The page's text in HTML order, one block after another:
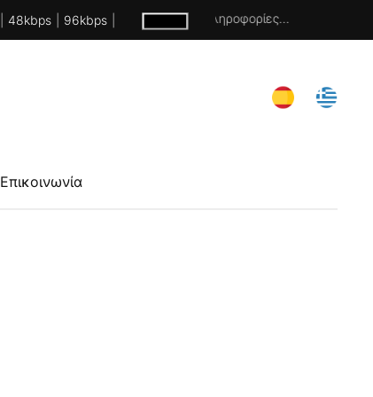
48kbps 96kbps Χωρίς πληροφορίες...
Επικοινωνία